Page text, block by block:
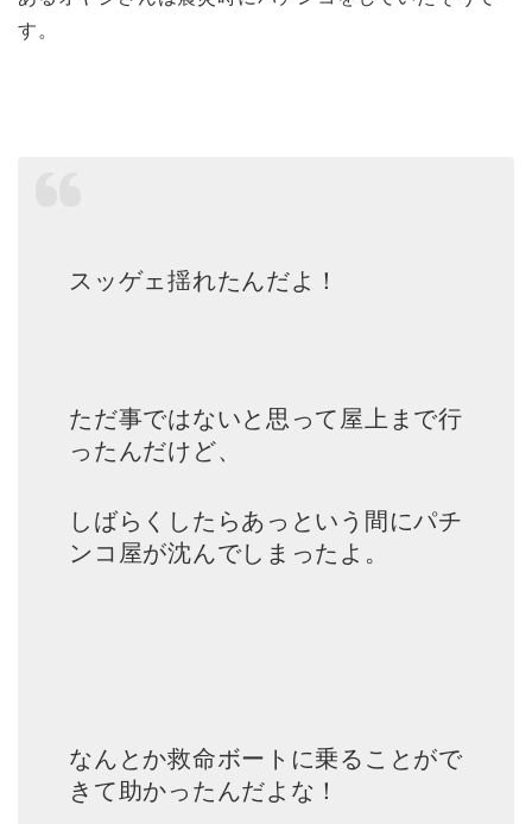
す。
スッゲェ揺れたんだよ！
ただ事ではないと思って屋上まで行
ったんだけど、
しばらくしたらあっという間にパチ
ンコ屋が沈んでしまったよ。
なんとか救命ボートに乗ることがで
きて助かったんだよな！